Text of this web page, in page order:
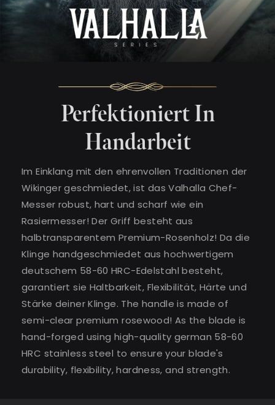
Perfektioniert In
Handarbeit
Im Einklang mit den ehrenvollen Traditionen der
Wikinger geschmiedet, ist das Valhalla Chef-
Messer robust, hart und scharf wie ein
Rasiermesser! Der Griff besteht aus
halbtransparentem Premium-Rosenholz! Da die
Klinge handgeschmiedet aus hochwertigem
deutschem 58-60 HRC-Edelstahl besteht,
garantiert sie Haltbarkeit, Flexibilität, Härte und
Stärke deiner Klinge. The handle is made of
semi-clear premium rosewood! As the blade is
hand-forged using high-quality german 58-60
HRC stainless steel to ensure your blade's
durability, flexibility, hardness, and strength.